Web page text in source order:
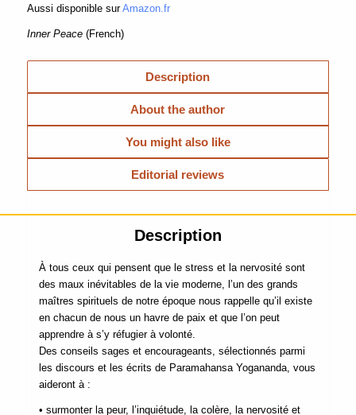
Aussi disponible surAmazon.fr
Inner Peace(French)
Description
About the author
You might also like
Editorial reviews
Description
À tous ceux qui pensent que le stress et la nervosité sont
des maux inévitables de la vie moderne, l’un des grands
maîtres spirituels de notre époque nous rappelle qu’il existe
en chacun de nous un havre de paix et que l’on peut
apprendre à s’y réfugier à volonté.
Des conseils sages et encourageants, sélectionnés parmi
les discours et les écrits de Paramahansa Yogananda, vous
aideront à :
• surmonter la peur, l’inquiétude, la colère, la nervosité et